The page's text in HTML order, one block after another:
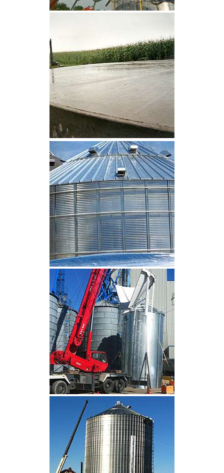
CLIQUEZ POUR AGRANDIR
CLIQUEZ POUR AGRANDIR
CLIQUEZ POUR AGRANDIR
CLIQUEZ POUR AGRANDIR